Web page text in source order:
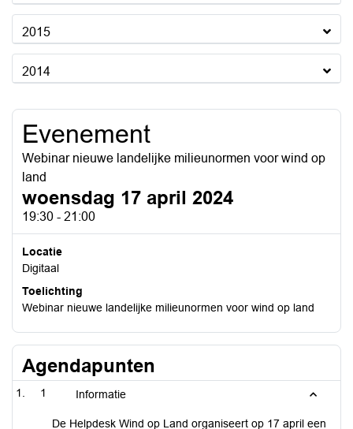
2015
2014
Evenement
Webinar nieuwe landelijke milieunormen voor wind op
land
woensdag 17 april 2024
19:30 - 21:00
Locatie
Digitaal
Toelichting
Webinar nieuwe landelijke milieunormen voor wind op land
Agendapunten
1 Informatie
De Helpdesk Wind op Land organiseert op 17 april een